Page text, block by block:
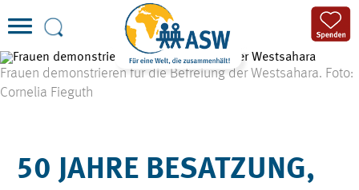
Frauen demonstrieren für die Befreiung der Westsahara. Foto:
Cornelia Fieguth
50 JAHRE BESATZUNG,